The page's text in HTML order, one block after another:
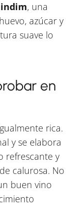
, una
azúcar y
suave lo
en
rica.
y se elabora
refrescante y
calurosa. No
buen vino